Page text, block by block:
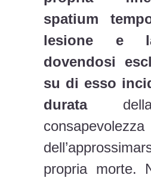
spatium
lesione e
dovendosi
su di esso
duratadella
consapevolezza
propria morte.